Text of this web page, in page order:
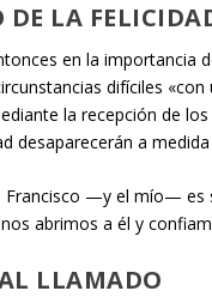
DE LA
en la importancia
difíciles
la recepción de
desaparecerán a
Francisco —y el mío— es
abrimos a él y
LLAMADO